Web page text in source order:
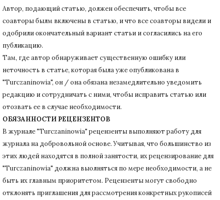
Автор, подающий статью, должен обеспечить, чтобы все
соавторы былм включены в статью, и что все соавторы видели и
одобрили окончательный вариант статьи и согласились на его
публикацию.
Там, где автор обнаруживает существенную ошибку или
неточность в статье, которая была уже опубликована в
"Turczaninowia", он / она обязана незамедлительно уведомить
редакцию и сотрудничать с ними, чтобы исправить статью или
отозвать ее в случае необходимости.
ОБЯЗАННОСТИ РЕЦЕНЗЕНТОВ
В журнале "Turczaninowia" рецензенты выполняют работу для
журнала на добровольной основе.Учитывая, что большинство из
этих людей находятся в полной занятости, их рецензирование для
"Turczaninowia" должна выолняться по мере необходимости, а не
быть их главным приоритетом. Рецензенты могут свободно
отклонять приглашения для рассмотрения конкретных рукописей